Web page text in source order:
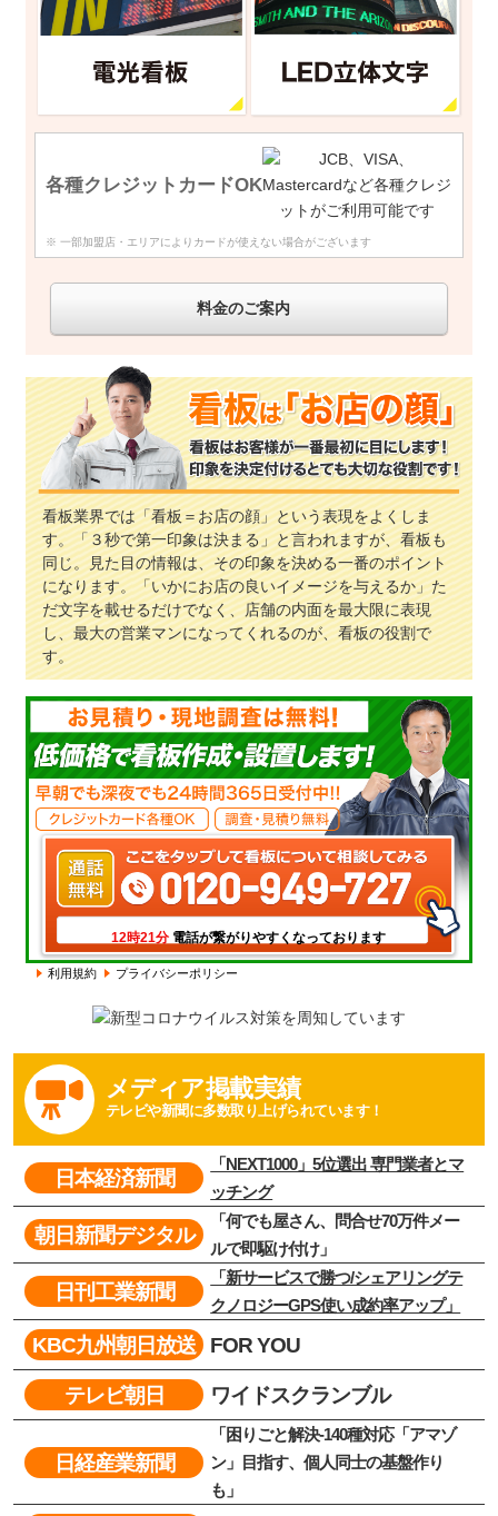
各種クレジットカードOK
※ 一部加盟店・エリアによりカードが使えない場合がございます
料金のご案内
看板業界では「看板＝お店の顔」という表現をよくしま
す。「３秒で第一印象は決まる」と言われますが、看板も
同じ。見た目の情報は、その印象を決める一番のポイント
になります。「いかにお店の良いイメージを与えるか」た
だ文字を載せるだけでなく、店舗の内面を最大限に表現
し、最大の営業マンになってくれるのが、看板の役割で
す。
12時21分 電話が繋がりやすくなっております
利用規約 プライバシーポリシー
メディア掲載実績
テレビや新聞に多数取り上げられています！
日本経済新聞
「NEXT1000」5位選出 専門業者とマ
ッチング
朝日新聞デジタル
「何でも屋さん、問合せ70万件メー
ルで即駆け付け」
日刊工業新聞
「新サービスで勝つ/シェアリングテ
クノロジーGPS使い成約率アップ」
KBC九州朝日放送 FOR YOU
テレビ朝日 ワイドスクランブル
日経産業新聞
「困りごと解決-140種対応「アマゾ
ン」目指す、個人同士の基盤作り
も」